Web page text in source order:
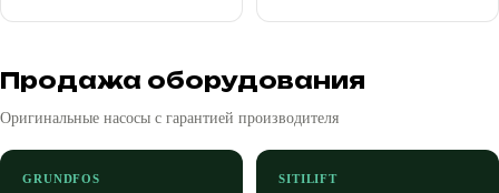
Продажа оборудования
Оригинальные насосы с гарантией производителя
GRUNDFOS SITILIFT